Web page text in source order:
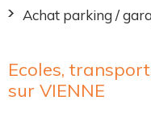
Achat parking /
Ecoles,
sur VIENNE